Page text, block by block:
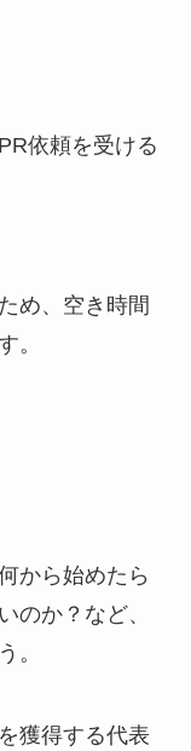
依頼を受ける
め、空き時間
。
から始めたら
のか？など、
。
獲得する代表